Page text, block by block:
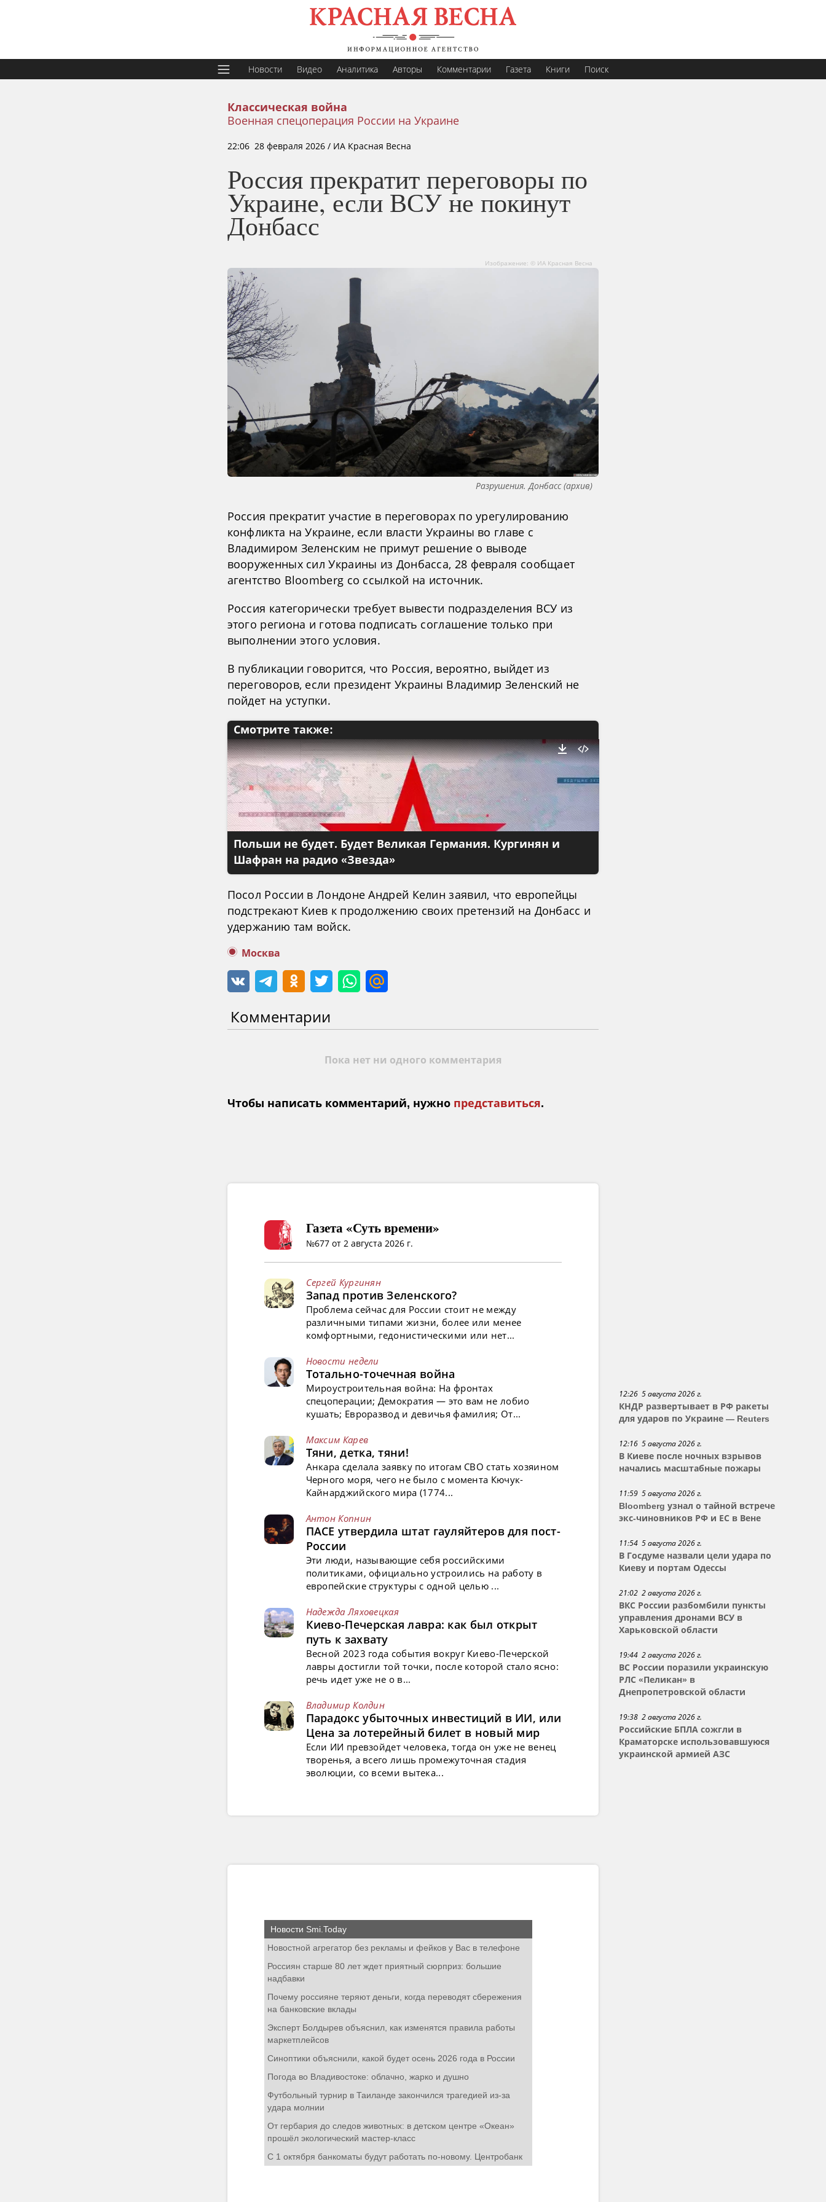
Новости Видео Аналитика Авторы Комментарии Газета Книги Поиск
Классическая война
Военная спецоперация России на Украине
22:06 28 февраля 2026 / ИА Красная Весна
Россия прекратит переговоры по
Украине, если ВСУ не покинут
Донбасс
Изображение: © ИА Красная Весна
Разрушения. Донбасс (архив)
Россия прекратит участие в переговорах по урегулированию
конфликта на Украине, если власти Украины во главе с
Владимиром Зеленским не примут решение о выводе
вооруженных сил Украины из Донбасса, 28 февраля сообщает
агентство Bloomberg со ссылкой на источник.
Россия категорически требует вывести подразделения ВСУ из
этого региона и готова подписать соглашение только при
выполнении этого условия.
В публикации говорится, что Россия, вероятно, выйдет из
переговоров, если президент Украины Владимир Зеленский не
пойдет на уступки.
Смотрите также:
Польши не будет. Будет Великая Германия. Кургинян и
Шафран на радио «Звезда»
Посол России в Лондоне Андрей Келин заявил, что европейцы
подстрекают Киев к продолжению своих претензий на Донбасс и
удержанию там войск.
Москва
Комментарии
Пока нет ни одного комментария
Чтобы написать комментарий, нужно представиться.
12:26 5 августа 2026 г.
КНДР развертывает в РФ ракеты
для ударов по Украине — Reuters
12:16 5 августа 2026 г.
В Киеве после ночных взрывов
начались масштабные пожары
11:59 5 августа 2026 г.
Bloomberg узнал о тайной встрече
экс-чиновников РФ и ЕС в Вене
11:54 5 августа 2026 г.
В Госдуме назвали цели удара по
Киеву и портам Одессы
21:02 2 августа 2026 г.
ВКС России разбомбили пункты
управления дронами ВСУ в
Харьковской области
19:44 2 августа 2026 г.
ВС России поразили украинскую
РЛС «Пеликан» в
Днепропетровской области
19:38 2 августа 2026 г.
Российские БПЛА сожгли в
Краматорске использовавшуюся
украинской армией АЗС
Газета «Суть времени»
№677 от 2 августа 2026 г.
Сергей Кургинян
Запад против Зеленского?
Проблема сейчас для России стоит не между
различными типами жизни, более или менее
комфортными, гедонистическими или нет...
Новости недели
Тотально-точечная война
Мироустроительная война: На фронтах
спецоперации; Демократия — это вам не лобио
кушать; Евроразвод и девичья фамилия; От...
Максим Карев
Тяни, детка, тяни!
Анкара сделала заявку по итогам СВО стать хозяином
Черного моря, чего не было с момента Кючук-
Кайнарджийского мира (1774...
Антон Копнин
ПАСЕ утвердила штат гауляйтеров для пост-
России
Эти люди, называющие себя российскими
политиками, официально устроились на работу в
европейские структуры с одной целью ...
Надежда Ляховецкая
Киево-Печерская лавра: как был открыт
путь к захвату
Весной 2023 года события вокруг Киево-Печерской
лавры достигли той точки, после которой стало ясно:
речь идет уже не о в...
Владимир Колдин
Парадокс убыточных инвестиций в ИИ, или
Цена за лотерейный билет в новый мир
Если ИИ превзойдет человека, тогда он уже не венец
творенья, а всего лишь промежуточная стадия
эволюции, со всеми вытека...